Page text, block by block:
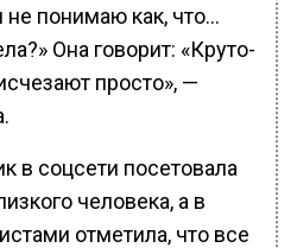
не понимаю как, что…
Она говорит: «Круто-
просто», —
в соцсети посетовала
человека, а в
отметила, что все